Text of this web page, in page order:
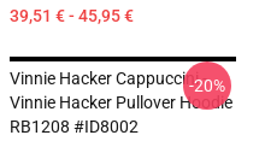
39,51 € - 45,95 €
Vinnie Hacker Cappuccini -
Vinnie Hacker Pullover Hoodie
RB1208 #ID8002
-20%